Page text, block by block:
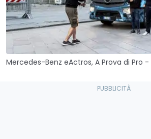
Mercedes-Benz eActros, A Prova di Pro